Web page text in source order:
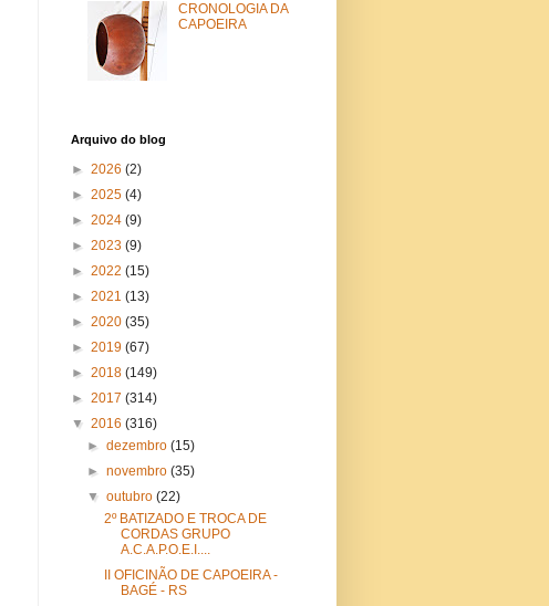
CRONOLOGIA DA
CAPOEIRA
Arquivo do blog
► 2026 (2)
► 2025 (4)
► 2024 (9)
► 2023 (9)
► 2022 (15)
► 2021 (13)
► 2020 (35)
► 2019 (67)
► 2018 (149)
► 2017 (314)
▼ 2016 (316)
►dezembro(15)
►novembro(35)
▼outubro(22)
2º BATIZADO E TROCA DE
CORDAS GRUPO
A.C.A.P.O.E.I....
II OFICINÃO DE CAPOEIRA -
BAGÉ - RS